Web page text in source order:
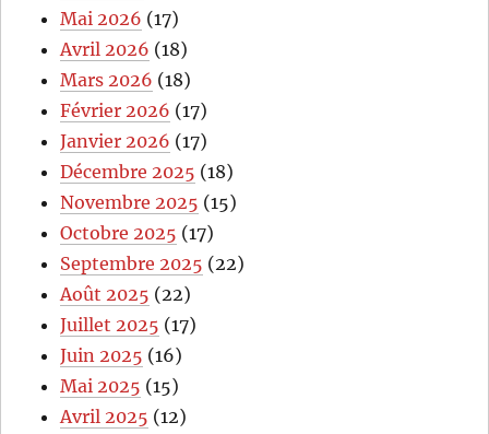
Mai 2026 (17)
Avril 2026 (18)
Mars 2026 (18)
Février 2026 (17)
Janvier 2026 (17)
Décembre 2025 (18)
Novembre 2025 (15)
Octobre 2025 (17)
Septembre 2025 (22)
Août 2025 (22)
Juillet 2025 (17)
Juin 2025 (16)
Mai 2025 (15)
Avril 2025 (12)